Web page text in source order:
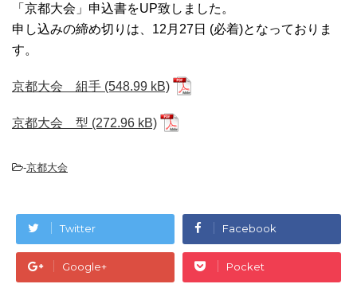
「京都大会」申込書をUP致しました。
申し込みの締め切りは、12月27日 (必着)となっておりま
す。
京都大会 組手
京都大会 型
-京都大会
Twitter Facebook
Google+ Pocket